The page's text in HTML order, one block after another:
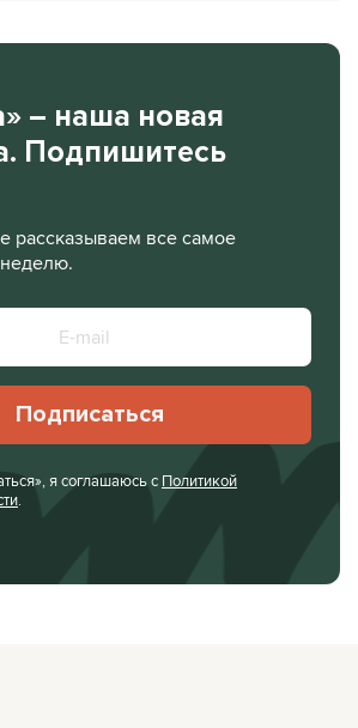
– наша новая
Подпишитесь
рассказываем все самое
Подписаться
я соглашаюсь с Политикой
.